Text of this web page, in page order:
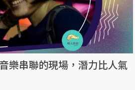
樂串聯的現場，潛力比人氣